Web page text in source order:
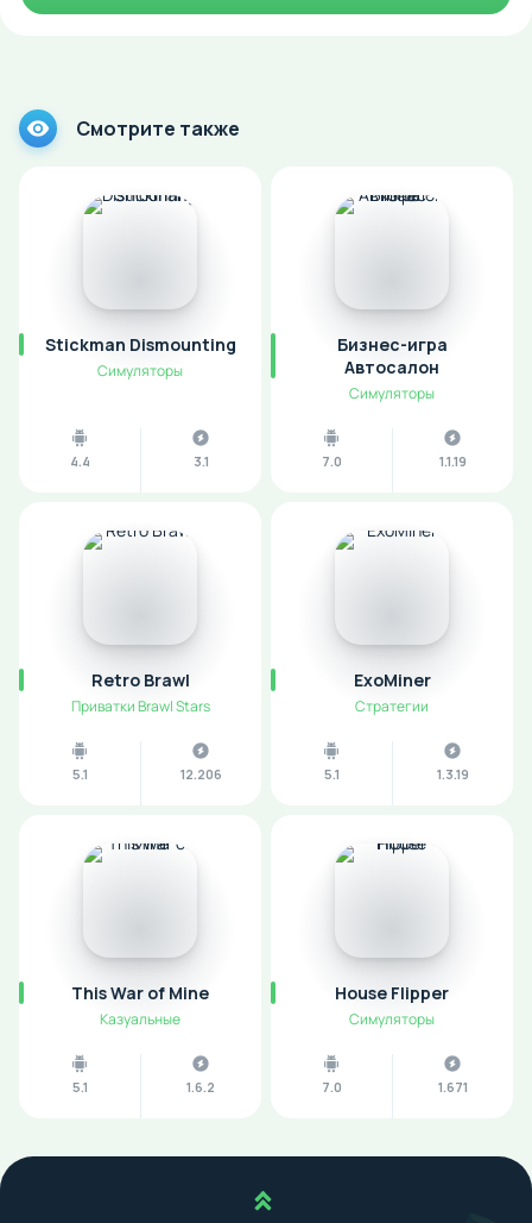
Смотрите также
Stickman Dismounting
Симуляторы
4.4 3.1
Бизнес-игра
Автосалон
Симуляторы
7.0 1.1.19
Retro Brawl
Приватки Brawl Stars
5.1 12.206
ExoMiner
Стратегии
5.1 1.3.19
This War of Mine
Казуальные
5.1 1.6.2
House Flipper
Симуляторы
7.0 1.671
Наверх